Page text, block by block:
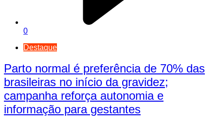
0
Destaque
Parto normal é preferência de 70% das
brasileiras no início da gravidez;
campanha reforça autonomia e
informação para gestantes